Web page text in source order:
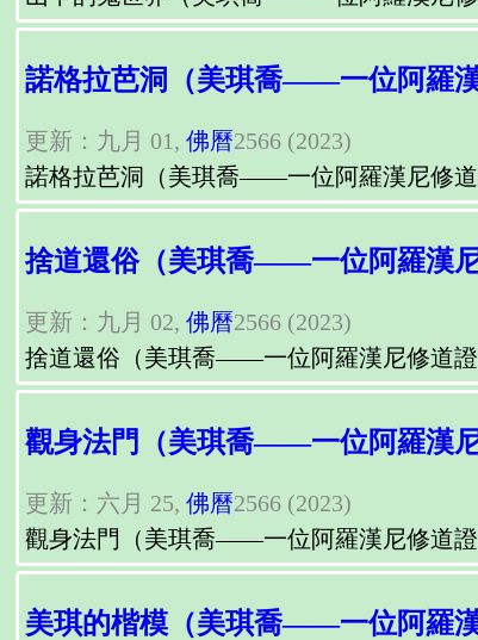
諾格拉芭洞（美琪喬——一位阿羅漢
更新：九月 01, 佛曆2566 (2023)
諾格拉芭洞（美琪喬——一位阿羅漢尼修道
捨道還俗（美琪喬——一位阿羅漢尼
更新：九月 02, 佛曆2566 (2023)
捨道還俗（美琪喬——一位阿羅漢尼修道證
觀身法門（美琪喬——一位阿羅漢尼
更新：六月 25, 佛曆2566 (2023)
觀身法門（美琪喬——一位阿羅漢尼修道證
美琪的楷模（美琪喬——一位阿羅漢